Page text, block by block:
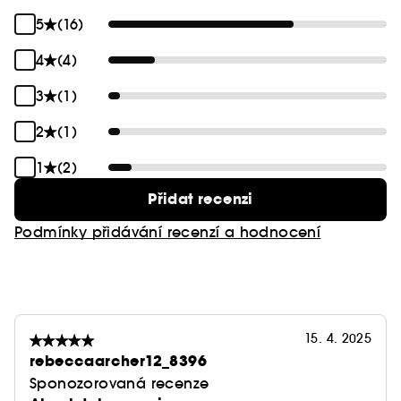
5
(16)
4
(4)
3
(1)
2
(1)
1
(2)
Přidat recenzi
Podmínky přidávání recenzí a hodnocení
15. 4. 2025
rebeccaarcher12_8396
Sponozorovaná recenze